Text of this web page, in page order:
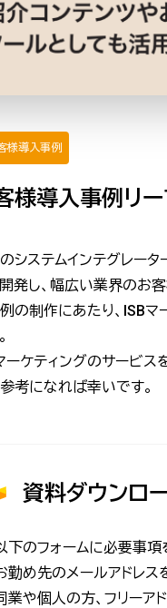
様導入事例
様導入事例リ
システムインテグレー
発し、幅広い業界のお
の制作にあたり、ISBマ
ーケティングのサービ
考になれば幸いです。
資料ダウンロ
下のフォームに必要事項
勤め先のメールアドレス
業や個人の方、フリーア